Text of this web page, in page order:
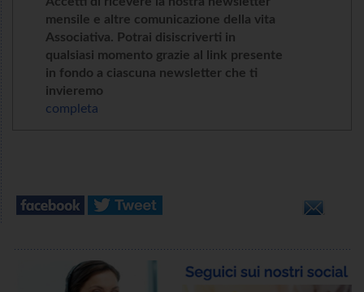
mensile e altre comunicazione della vita
Associativa. Potrai disiscriverti in
qualsiasi momento grazie al link presente
in fondo a ciascuna newsletter che ti
invieremo
completa